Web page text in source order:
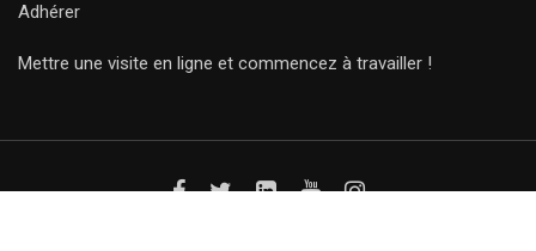
Adhérer
Mettre une visite en ligne et commencez à travailler !